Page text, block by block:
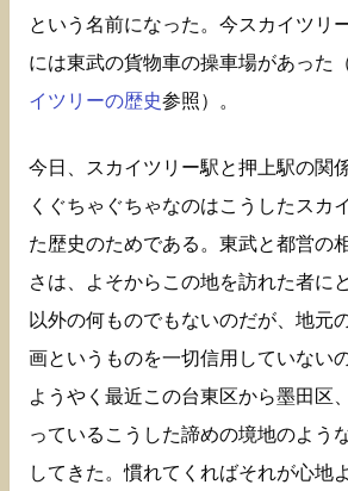
という名前になった。今スカイツリ
には東武の貨物車の操車場があった
イツリーの歴史参照）。
今日、スカイツリー駅と押上駅の関
くぐちゃぐちゃなのはこうしたスカ
た歴史のためである。東武と都営の
さは、よそからこの地を訪れた者に
以外の何ものでもないのだが、地元
画というものを一切信用していない
ようやく最近この台東区から墨田区
っているこうした諦めの境地のよう
してきた。慣れてくればそれが心地